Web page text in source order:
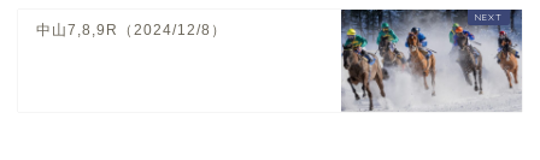
中山7,8,9R（2024/12/8）